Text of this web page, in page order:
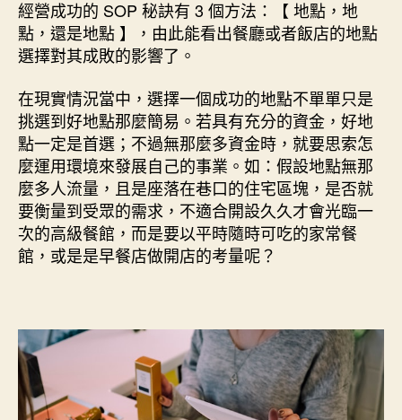
經營成功的 SOP 秘訣有 3 個方法：【 地點，地
點，還是地點 】，由此能看出餐廳或者飯店的地點
選擇對其成敗的影響了。
在現實情況當中，選擇一個成功的地點不單單只是
挑選到好地點那麼簡易。若具有充分的資金，好地
點一定是首選；不過無那麼多資金時，就要思索怎
麼運用環境來發展自己的事業。如：假設地點無那
麼多人流量，且是座落在巷口的住宅區塊，是否就
要衡量到受眾的需求，不適合開設久久才會光臨一
次的高級餐館，而是要以平時隨時可吃的家常餐
館，或是是早餐店做開店的考量呢？